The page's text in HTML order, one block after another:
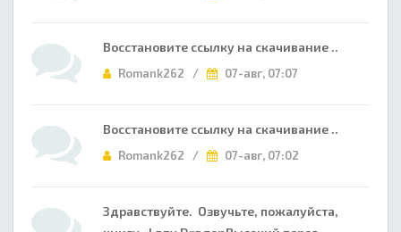
Восстановите ссылку на скачивание ..
Romank262 / 07-авг, 07:07
Восстановите ссылку на скачивание ..
Romank262 / 07-авг, 07:02
Здравствуйте. Озвучьте, пожалуйста,